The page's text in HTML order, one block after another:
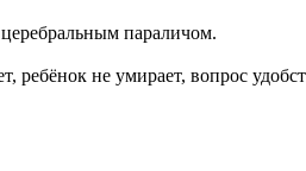
параличом.
ребёнок не умирает, вопрос